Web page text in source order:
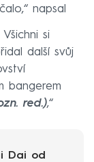
napsal
si
další svůj
bangerem
red.),“
Dai od